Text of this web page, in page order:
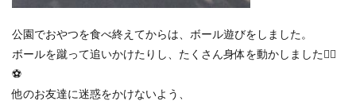
公園でおやつを食べ終えてからは、ボール遊びをしました。
ボールを蹴って追いかけたりし、たくさん身体を動かしました🏃‍♂️
⚽
他のお友達に迷惑をかけないよう、